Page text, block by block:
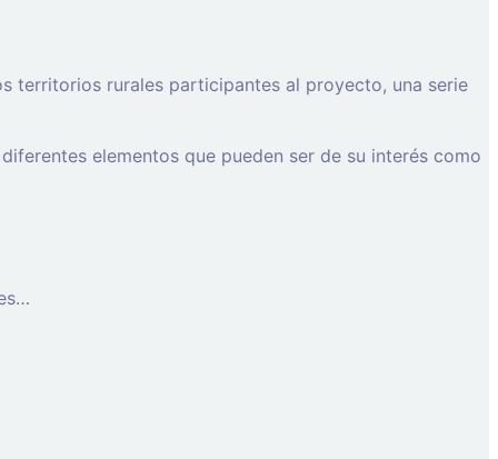
territorios rurales participantes al proyecto, una serie
elementos que pueden ser de su interés como